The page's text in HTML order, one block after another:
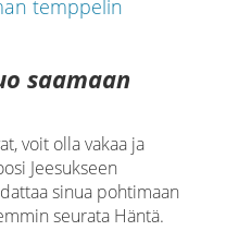
saamaan
voit olla vakaa ja
Jeesukseen
sinua pohtimaan
seurata Häntä.